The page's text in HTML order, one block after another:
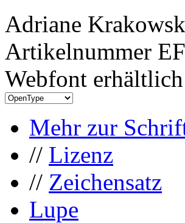
Adriane
Artikelnummer
Webfont erhältlich
Mehr zur
// Lizenz
// Zeichensatz
Lupe